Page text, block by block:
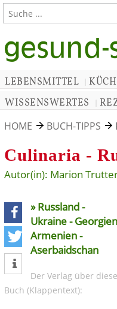
LEBENSMITTEL
WISSENSWERTES
HOME
BUCH-TIPPS
Culinaria -
Autor(in): Marion
teilen
tweet
» Russland -
Ukraine -
Armenien -
Aserbaidschan
Der Verlag über
Buch (Klappentext):